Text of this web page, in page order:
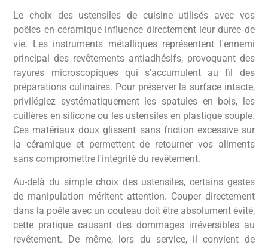
Le choix des ustensiles de cuisine utilisés avec vos
poêles en céramique influence directement leur durée de
vie. Les instruments métalliques représentent l'ennemi
principal des revêtements antiadhésifs, provoquant des
rayures microscopiques qui s'accumulent au fil des
préparations culinaires. Pour préserver la surface intacte,
privilégiez systématiquement les spatules en bois, les
cuillères en silicone ou les ustensiles en plastique souple.
Ces matériaux doux glissent sans friction excessive sur
la céramique et permettent de retourner vos aliments
sans compromettre l'intégrité du revêtement.
Au-delà du simple choix des ustensiles, certains gestes
de manipulation méritent attention. Couper directement
dans la poêle avec un couteau doit être absolument évité,
cette pratique causant des dommages irréversibles au
revêtement. De même, lors du service, il convient de